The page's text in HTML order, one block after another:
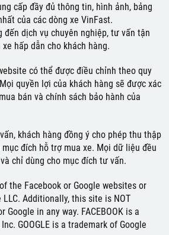
cấp đầy đủ thông tin, hình ảnh, bảng
của các dòng xe VinFast.
đến dịch vụ chuyên nghiệp, tư vấn tận
hấp dẫn cho khách hàng.
có thể được điều chỉnh theo quy
quyền lợi của khách hàng sẽ được xác
bán và chính sách bảo hành của
khách hàng đồng ý cho phép thu thập
đích hỗ trợ mua xe. Mọi dữ liệu đều
chỉ dùng cho mục đích tư vấn.
the Facebook or Google websites or
LLC. Additionally, this site is NOT
Google in any way. FACEBOOK is a
GOOGLE is a trademark of Google